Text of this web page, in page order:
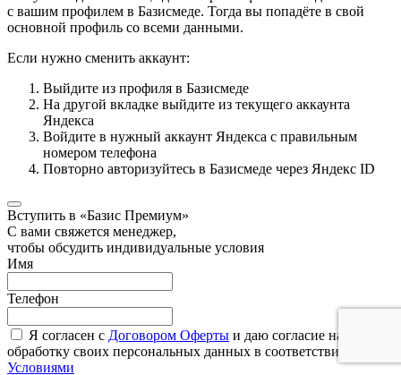
с вашим профилем в Базисмеде. Тогда вы попадёте в свой
основной профиль со всеми данными.
Если нужно сменить аккаунт:
Выйдите из профиля в Базисмеде
На другой вкладке выйдите из текущего аккаунта
Яндекса
Войдите в нужный аккаунт Яндекса с правильным
номером телефона
Повторно авторизуйтесь в Базисмеде через Яндекс ID
Вступить в «Базис Премиум»
С вами свяжется менеджер,
чтобы обсудить индивидуальные условия
Имя
Телефон
Я согласен с Договором Оферты и даю согласие на
обработку своих персональных данных в соответствии с
Условиями